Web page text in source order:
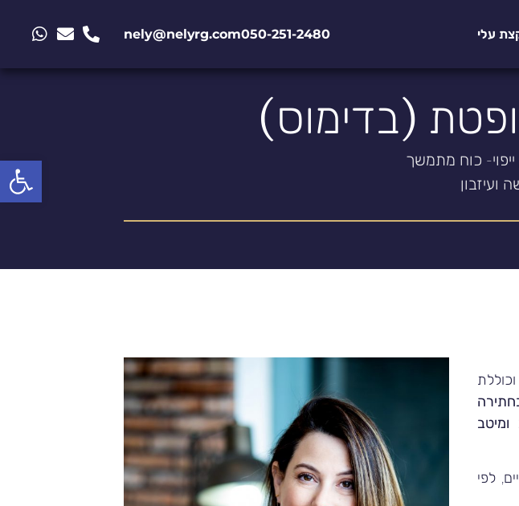
פתח
עלי 050-251-2480
nely@nelyrg.com
(בדימוס)
ייפוי- כוח מתמשך
ועיזבון
לפי